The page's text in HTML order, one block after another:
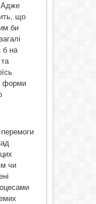
Адже
що
би
б на
форми
чи